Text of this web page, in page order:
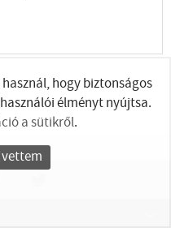
hogy biztonságos
élményt nyújtsa.
a sütikről.